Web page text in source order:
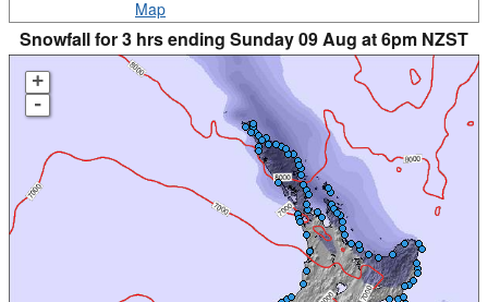
Map
Snowfall for 3 hrs ending Sunday 09 Aug at 6pm NZST
+
-